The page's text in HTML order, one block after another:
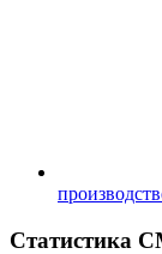
Статистика